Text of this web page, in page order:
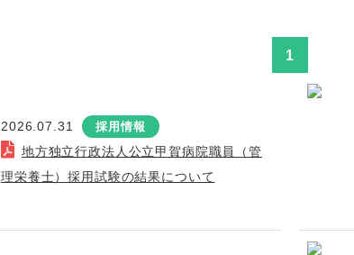
1
2026.07.31 採用情報
地方独立行政法人公立甲賀病院職員（管
理栄養士）採用試験の結果について